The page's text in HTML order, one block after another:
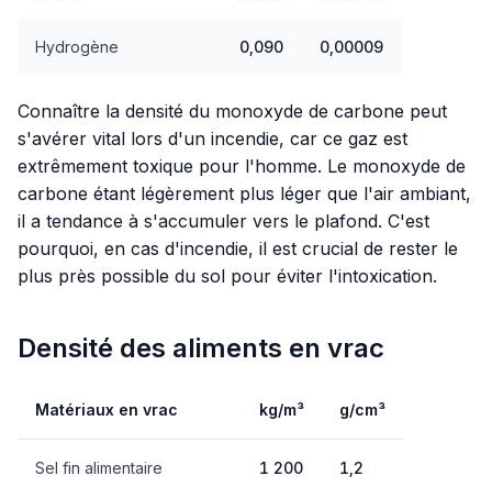
Hydrogène 0,090 0,00009
Connaître la densité du monoxyde de carbone peut
s'avérer vital lors d'un incendie, car ce gaz est
extrêmement toxique pour l'homme. Le monoxyde de
carbone étant légèrement plus léger que l'air ambiant,
il a tendance à s'accumuler vers le plafond. C'est
pourquoi, en cas d'incendie, il est crucial de rester le
plus près possible du sol pour éviter l'intoxication.
Densité des aliments en vrac
Matériaux en vrac kg/m³ g/cm³
Sel fin alimentaire 1 200 1,2